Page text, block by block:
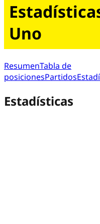
Uno
ResumenTabla de
posicionesPartidos
Estadísticas